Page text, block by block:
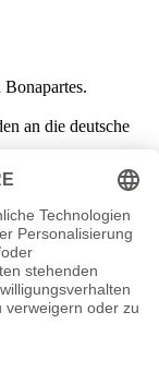
an die deutsche
Saragossas im
statt, bei
sowie der
das „4.
wurde.
nicht